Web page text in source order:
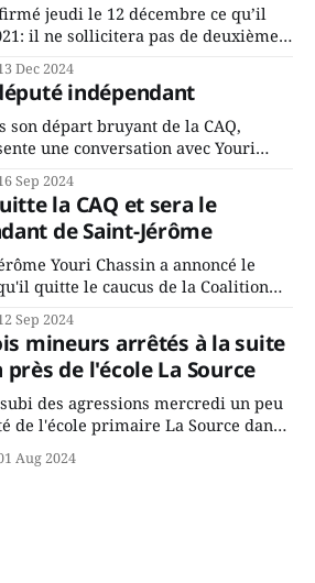
jeudi le 12 décembre ce qu’il
il ne sollicitera pas de deuxième
aux employés de la ville,
pour leur traditionnel souper
Dec 2024
indépendant
son départ bruyant de la CAQ,
une conversation avec Youri
t-il candidat indépendant dans 2
parti, par exemple les
Duhaime? Que lui
Sep 2024
la CAQ et sera le
de Saint-Jérôme
Youri Chassin a annoncé le
quitte le caucus de la Coalition
surtout de son incapacité, qu'il
des
Sep 2024
mineurs arrêtés à la suite
de l'école La Source
des agressions mercredi un peu
de l'école primaire La Source dans
sous un véhicule et aspergée
Aug 2024